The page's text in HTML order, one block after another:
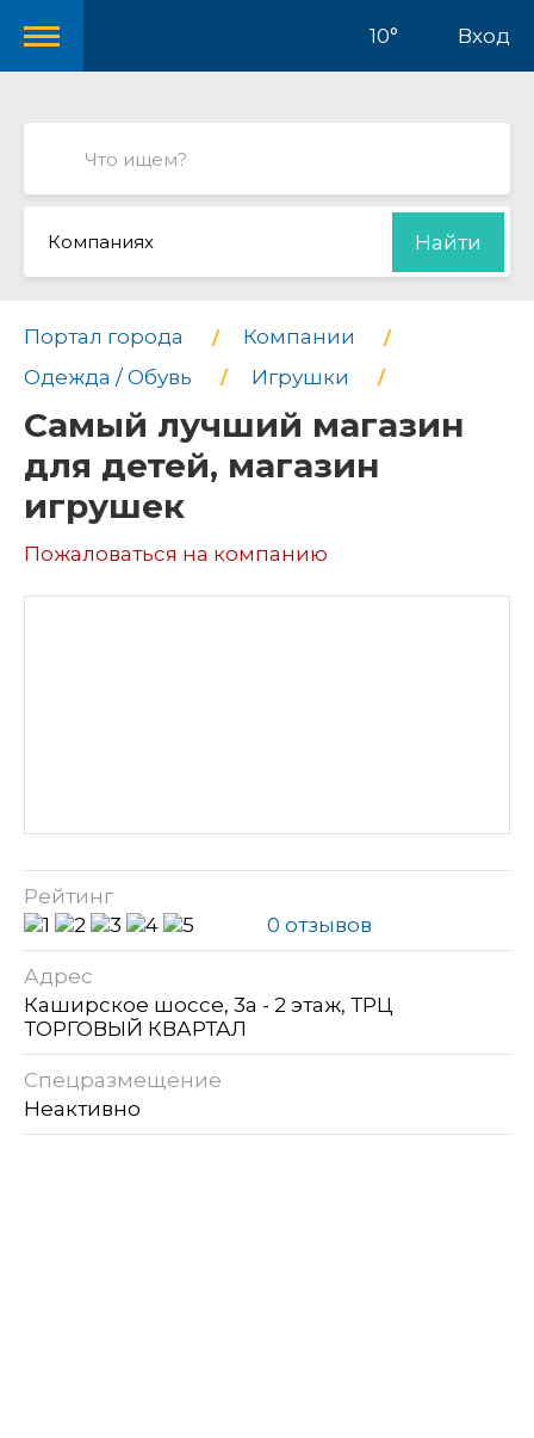
10° Вход
Компаниях Найти
Портал города
Компании
Одежда / Обувь
Игрушки
Самый лучший магазин
для детей, магазин
игрушек
Пожаловаться на компанию
Рейтинг
0 отзывов
Адрес
Каширское шоссе, 3а - 2 этаж, ТРЦ
ТОРГОВЫЙ КВАРТАЛ
Спецразмещение
Неактивно